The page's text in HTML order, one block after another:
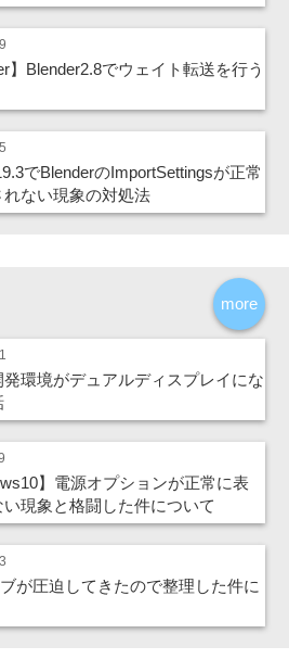
】Blender2.8でウェイト転送を行う
でBlenderのImportSettingsが正常
れない現象の対処法
more
発環境がデュアルディスプレイにな
】電源オプションが正常に表
い現象と格闘した件について
が圧迫してきたので整理した件に